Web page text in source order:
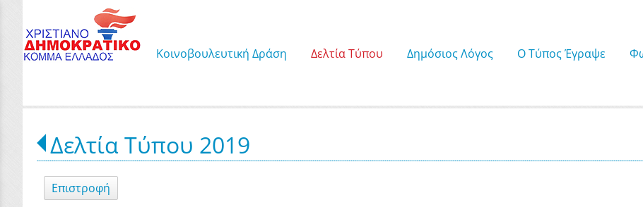
Κοινοβουλευτική Δράση Δελτία Τύπου Δημόσιος Λόγος Ο Τύπος Έγραψε
Δελτία Τύπου 2019
Επιστροφή